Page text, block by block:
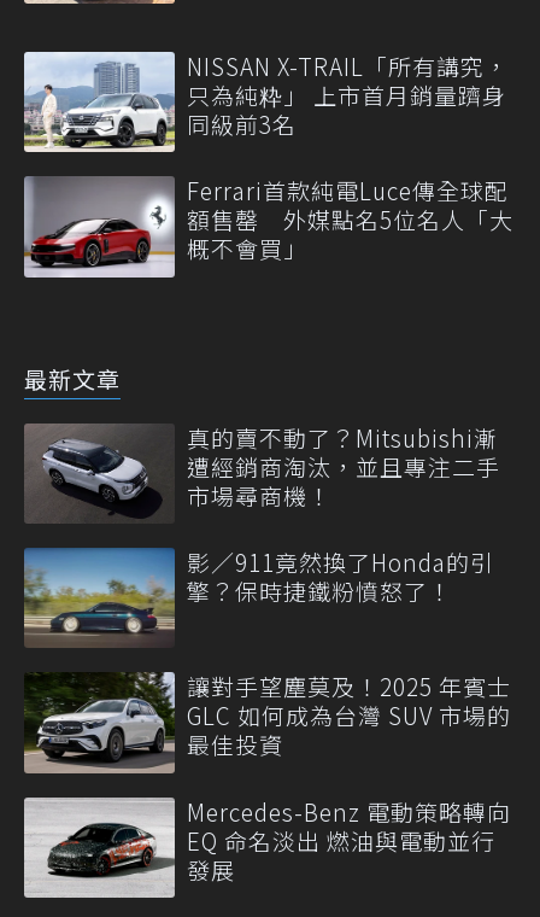
NISSAN X-TRAIL「所有講究，
只為純粋」 上市首月銷量躋身
同級前3名
Ferrari首款純電Luce傳全球配
額售罄 外媒點名5位名人「大
概不會買」
最新文章
真的賣不動了？Mitsubishi漸
遭經銷商淘汰，並且專注二手
市場尋商機！
影／911竟然換了Honda的引
擎？保時捷鐵粉憤怒了！
讓對手望塵莫及！2025 年賓士
GLC 如何成為台灣 SUV 市場的
最佳投資
Mercedes-Benz 電動策略轉向
EQ 命名淡出 燃油與電動並行
發展